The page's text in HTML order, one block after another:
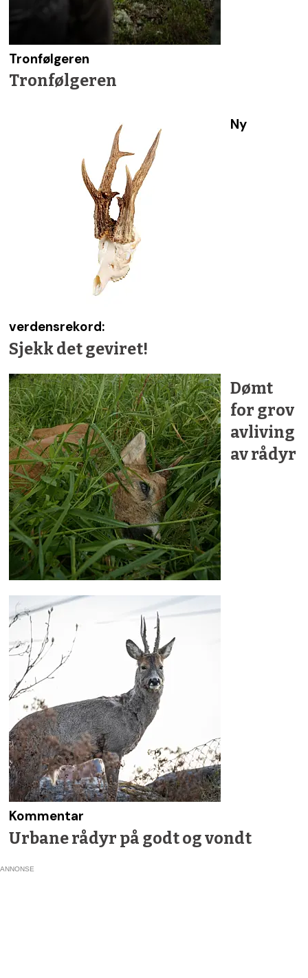
Tronfølgeren
Tronfølgeren
Ny
verdensrekord:
Sjekk det geviret!
Dømt
for grov
avliving
av rådyr
Kommentar
Urbane rådyr på godt og vondt
ANNONSE